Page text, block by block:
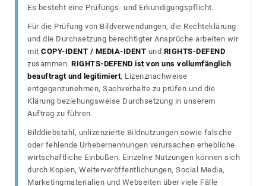
Es besteht eine Prüfungs- und Erkundigungspflicht.
Für die Prüfung von Bildverwendungen, die Rechteklärung
und die Durchsetzung berechtigter Ansprüche arbeiten wir
mit COPY-IDENT / MEDIA-IDENT und RIGHTS-DEFEND
zusammen. RIGHTS-DEFEND ist von uns vollumfänglich
beauftragt und legitimiert, Lizenznachweise
entgegenzunehmen, Sachverhalte zu prüfen und die
Klärung beziehungsweise Durchsetzung in unserem
Auftrag zu führen.
Bilddiebstahl, unlizenzierte Bildnutzungen sowie falsche
oder fehlende Urhebernennungen verursachen erhebliche
wirtschaftliche Einbußen. Einzelne Nutzungen können sich
durch Kopien, Weiterveröffentlichungen, Social Media,
Marketingmaterialien und Webseiten über viele Fälle